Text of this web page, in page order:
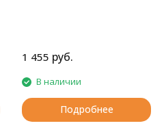
1 455 руб.
В наличии
Подробнее